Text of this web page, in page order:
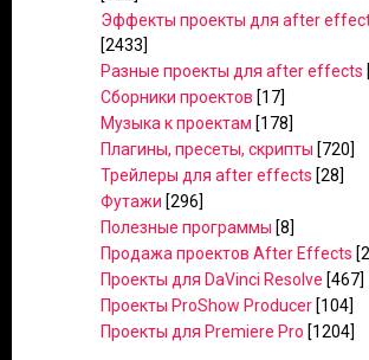
Эффекты проекты для after
[2433]
Разные проекты для after effects
Сборники проектов [17]
Музыка к проектам [178]
Плагины, пресеты, скрипты [720]
Трейлеры для after effects [28]
Футажи [296]
Полезные программы [8]
Продажа проектов After Effects
Проекты для DaVinci Resolve [467]
Проекты ProShow Producer [104]
Проекты для Premiere Pro [1204]